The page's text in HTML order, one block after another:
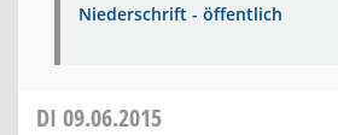
Niederschrift - öffentlich
DI 09.06.2015